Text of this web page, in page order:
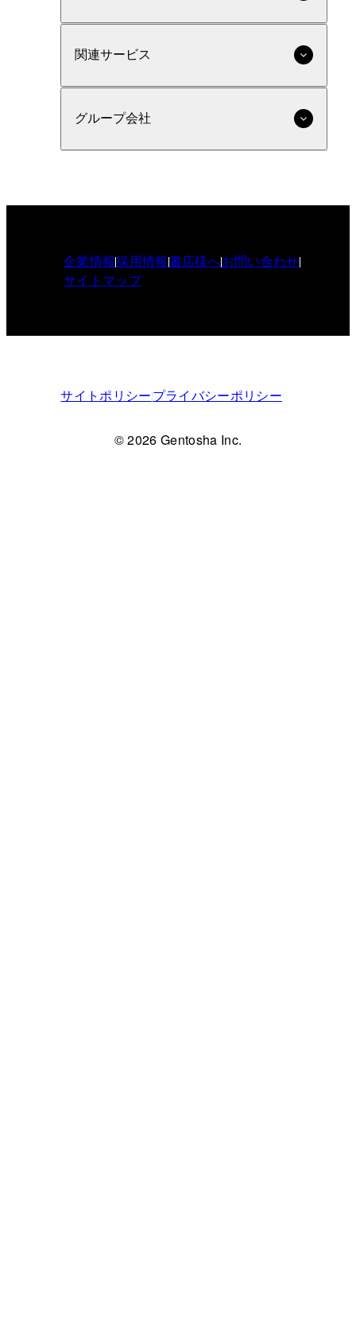
関連サービス
グループ会社
企業情報採用情報書店様へお問い合わせ
サイトマップ
サイトポリシープライバシーポリシー
© 2026 Gentosha Inc.